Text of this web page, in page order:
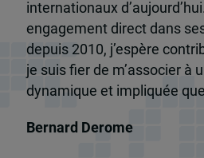
internationaux
engagement direct dans
depuis 2010, j’espère
je suis fier de m’associer à
dynamique et impliquée
Bernard Derome